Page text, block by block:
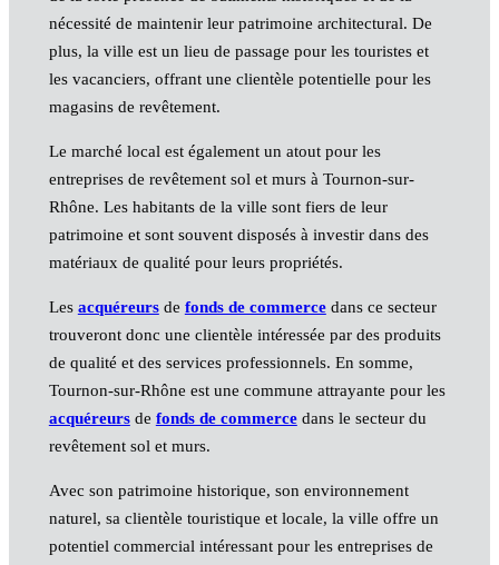
nécessité de maintenir leur patrimoine architectural. De
plus, la ville est un lieu de passage pour les touristes et
les vacanciers, offrant une clientèle potentielle pour les
magasins de revêtement.
Le marché local est également un atout pour les
entreprises de revêtement sol et murs à Tournon-sur-
Rhône. Les habitants de la ville sont fiers de leur
patrimoine et sont souvent disposés à investir dans des
matériaux de qualité pour leurs propriétés.
Les acquéreursde fonds de commercedans ce secteur
trouveront donc une clientèle intéressée par des produits
de qualité et des services professionnels. En somme,
Tournon-sur-Rhône est une commune attrayante pour les
acquéreursde fonds de commercedans le secteur du
revêtement sol et murs.
Avec son patrimoine historique, son environnement
naturel, sa clientèle touristique et locale, la ville offre un
potentiel commercial intéressant pour les entreprises de